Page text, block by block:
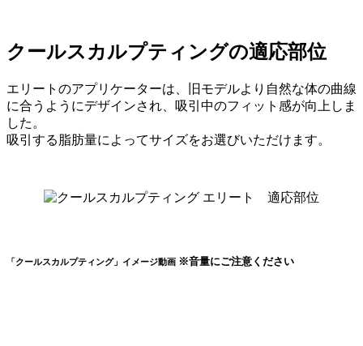
クールスカルプティングの適応部位
エリートのアプリケーターは、旧モデルより自然な体の曲線
に合うようにデザインされ、吸引中のフィット感が向上しま
した。
吸引する脂肪量によってサイズをお選びいただけます。
「クールスカルプティング」イメージ動画 ※音量にご注意ください